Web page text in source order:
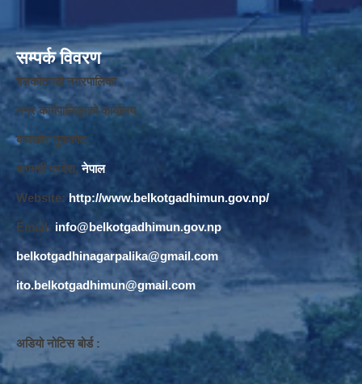
सम्पर्क विवरण
बेलकोटगढी नगरपालिका ,
नगर कार्यपालिकाको कार्यालय,
बाघखोर नुवाकोट,
बागमती प्रदेश, नेपाल
Website: http://www.belkotgadhimun.gov.np/
Email: info@belkotgadhimun.gov.np
belkotgadhinagarpalika@gmail.com
ito.belkotgadhimun@gmail.com
अडियो नोटिस बोर्ड :